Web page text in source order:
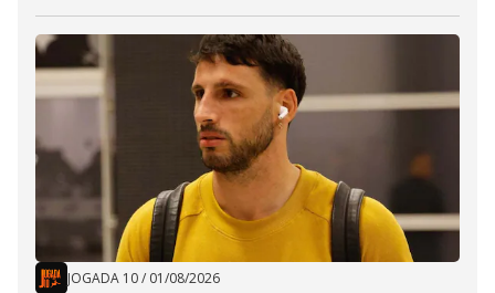
JOGADA 10/ 01/08/2026